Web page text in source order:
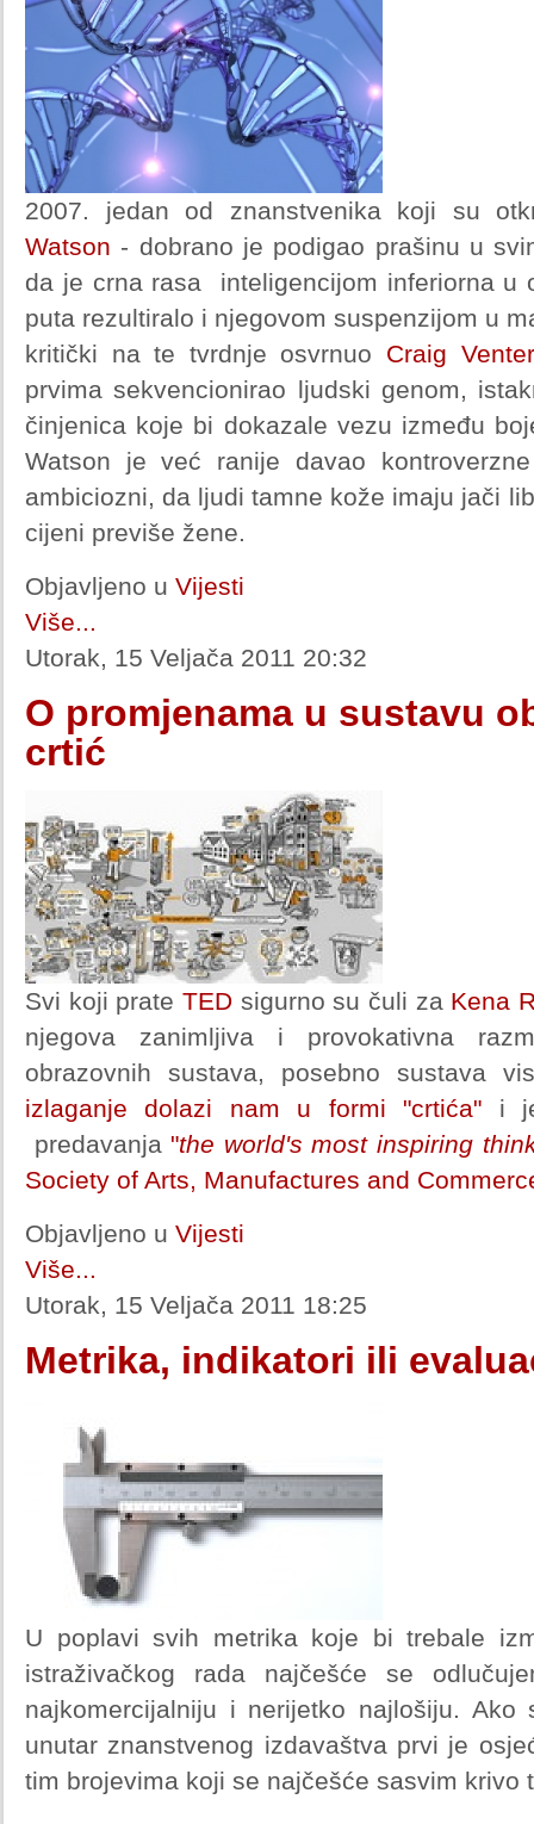
2007. jedan od znanstvenika koji su
Watson - dobrano je podigao prašinu u
da je crna rasa inteligencijom inferiorna u
puta rezultiralo i njegovom suspenzijom u
kritički na te tvrdnje osvrnuo Craig Venter
prvima sekvencionirao ljudski genom,
činjenica koje bi dokazale vezu između
Watson je već ranije davao
ambiciozni, da ljudi tamne kože imaju jači
cijeni previše žene.
Objavljeno u Vijesti
Više...
Utorak, 15 Veljača 2011 20:32
O promjenama u sustavu
crtić
Svi koji prate TED sigurno su čuli za Kena
njegova zanimljiva i provokativna
obrazovnih sustava, posebno sustava
izlaganje dolazi nam u formi "crtića" i
predavanja "the world's most inspiring
Society of Arts, Manufactures and
Objavljeno u Vijesti
Više...
Utorak, 15 Veljača 2011 18:25
Metrika, indikatori ili
U poplavi svih metrika koje bi trebale
istraživačkog rada najčešće se
najkomercijalniju i nerijetko najlošiju. Ako
unutar znanstvenog izdavaštva prvi je
tim brojevima koji se najčešće sasvim krivo